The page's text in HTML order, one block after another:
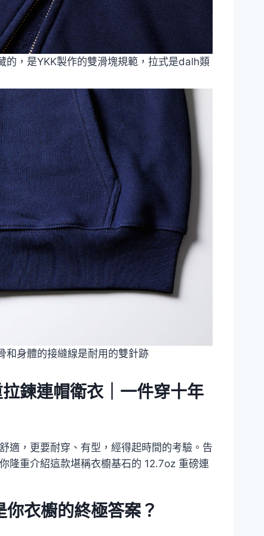
的，是YKK製作的雙滑塊規範，拉式是dalh類
和身體的接縫線是耐用的雙針跡
鍊連帽衛衣｜一件穿十年
適，更要耐穿、有型，經得起時間的考驗。告
隆重介紹這款堪稱衣櫥基石的 12.7oz 重磅連
衣櫥的終極答案？